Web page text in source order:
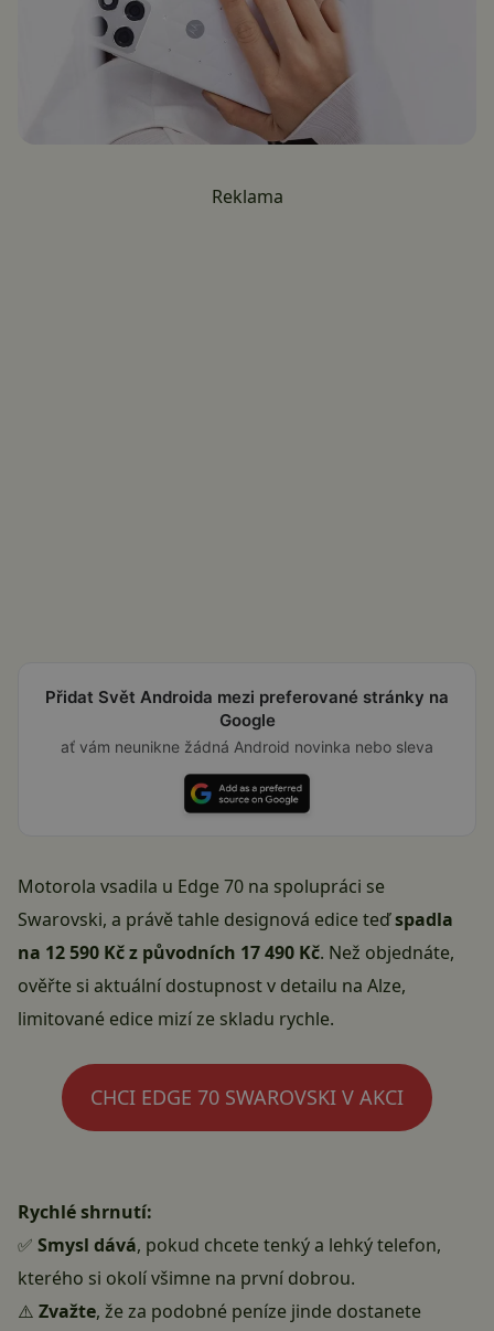
Reklama
Přidat Svět Androida mezi preferované stránky na
Google
ať vám neunikne žádná Android novinka nebo sleva
Motorola vsadila u Edge 70 na spolupráci se
Swarovski, a právě tahle designová edice teďspadla
na 12 590 Kč z původních 17 490 Kč. Než objednáte,
ověřte si aktuální dostupnost v detailu na Alze,
limitované edice mizí ze skladu rychle.
CHCI EDGE 70 SWAROVSKI V AKCI
Rychlé shrnutí:
✅ Smysl dává, pokud chcete tenký a lehký telefon,
kterého si okolí všimne na první dobrou.
⚠️ Zvažte, že za podobné peníze jinde dostanete